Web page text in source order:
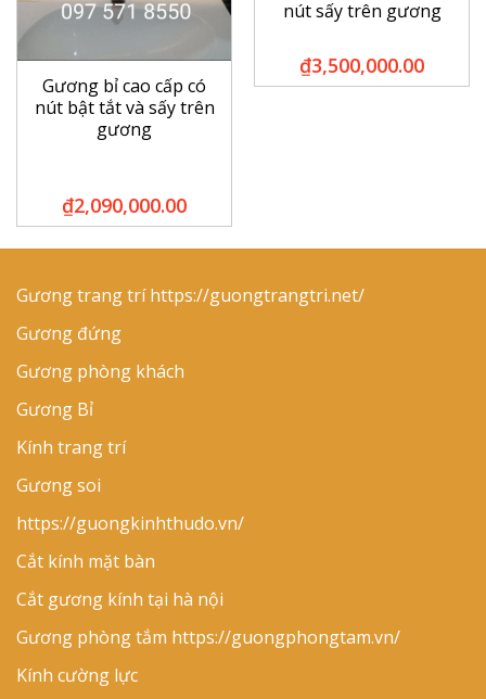
Gương bỉ cao cấp có
nút bật tắt và sấy trên
gương
₫2,090,000.00
nút sấy trên gương
₫3,500,000.00
Gương trang tríhttps://guongtrangtri.net/
Gương đứng
Gương phòng khách
Gương Bỉ
Kính trang trí
Gương soi
https://guongkinhthudo.vn/
Cắt kính mặt bàn
Cắt gương kính tại hà nội
Gương phòng tắm https://guongphongtam.vn/
Kính cường lực